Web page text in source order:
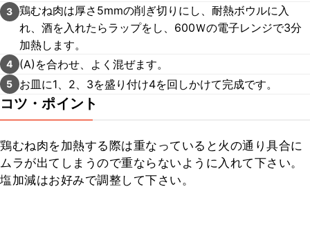
3 鶏むね肉は厚さ5mmの削ぎ切りにし、耐熱ボウルに入
れ、酒を入れたらラップをし、600Ｗの電子レンジで3分
加熱します。
4 (A)を合わせ、よく混ぜます。
5 お皿に1、2、3を盛り付け4を回しかけて完成です。
コツ・ポイント
鶏むね肉を加熱する際は重なっていると火の通り具合に
ムラが出てしまうので重ならないように入れて下さい。
塩加減はお好みで調整して下さい。